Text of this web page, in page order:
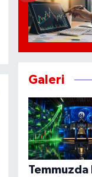
Galeri
Temmuzda